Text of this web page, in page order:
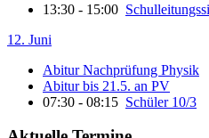
13:30 - 15:00
12. Juni
Abitur Nachprüfung Physik
Abitur bis 21.5. an PV
07:30 - 08:15 Schüler 10/3